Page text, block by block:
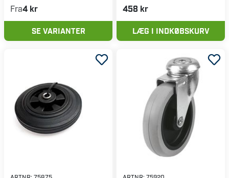
Fra4 kr
SE VARIANTER
458 kr
LÆG I INDKØBSKURV